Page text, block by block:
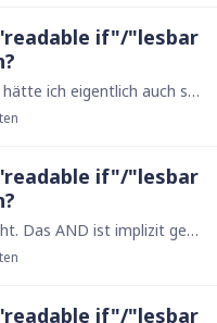
if"/"lesbar
@Torsten Stang Danke, da hätte ich eigentlich auch selbst drauf kommen können ;-) Hübsch ist das vielleicht nicht, aber in meinen Augen gut verständlich, was ich viel wichtiger finde.…
if"/"lesbar
@Mirko Danke, du hast recht. Das AND ist implizit geklammert, daher werden die Klammern automatisch entfernt. Mein Statement vom ersten Post funktioniert also tatsächlich wie gewünscht,…
if"/"lesbar